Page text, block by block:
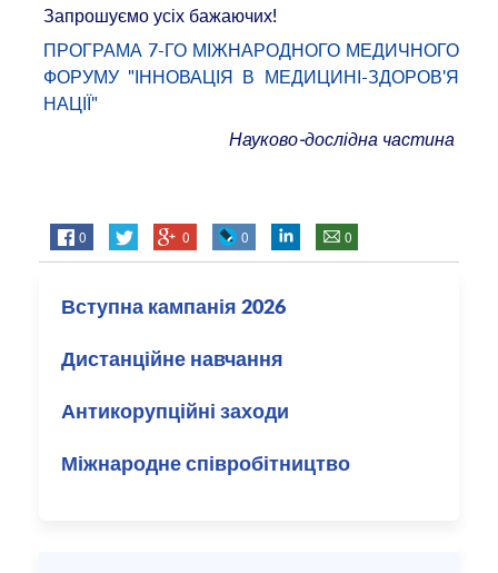
Запрошуємо усіх бажаючих!
ПРОГРАМА 7-ГО МІЖНАРОДНОГО МЕДИЧНОГО
ФОРУМУ "ІННОВАЦІЯ В МЕДИЦИНІ-ЗДОРОВ'Я
НАЦІЇ"
Науково-дослідна частина
0 0 0 0
Вступна кампанія 2026
Дистанційне навчання
Антикорупційні заходи
Міжнародне співробітництво